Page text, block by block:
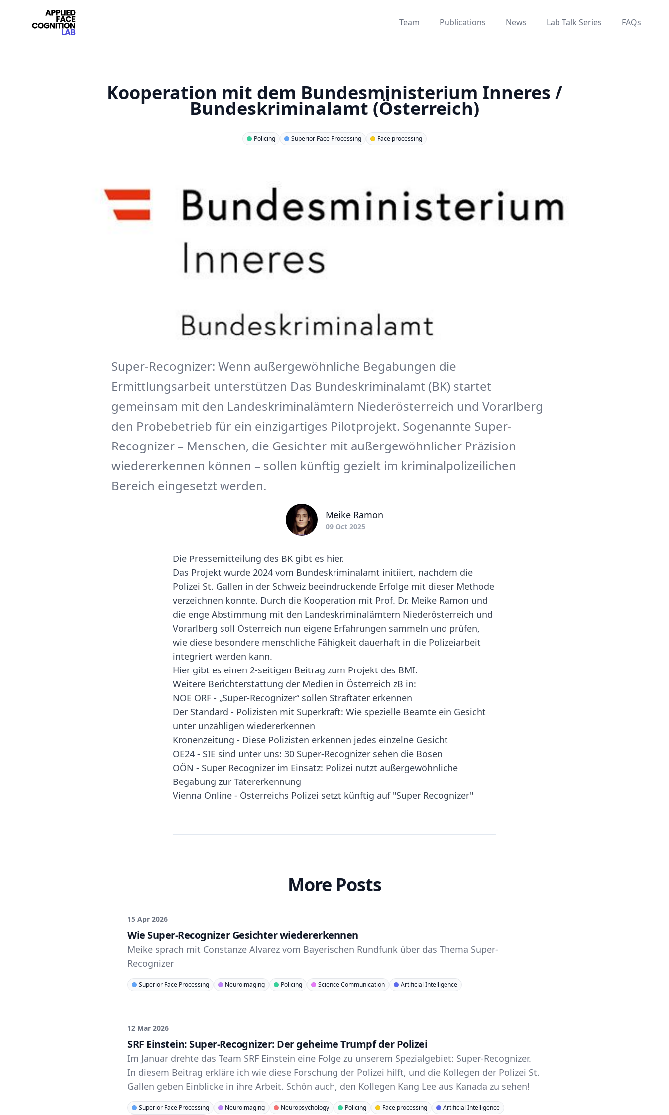
Team Publications News Lab Talk Series FAQs
Kooperation mit dem Bundesministerium Inneres /
Bundeskriminalamt (Österreich)
Policing Superior Face Processing Face processing
Super-Recognizer: Wenn außergewöhnliche Begabungen die
Ermittlungsarbeit unterstützen Das Bundeskriminalamt (BK) startet
gemeinsam mit den Landeskriminalämtern Niederösterreich und Vorarlberg
den Probebetrieb für ein einzigartiges Pilotprojekt. Sogenannte Super-
Recognizer – Menschen, die Gesichter mit außergewöhnlicher Präzision
wiedererkennen können – sollen künftig gezielt im kriminalpolizeilichen
Bereich eingesetzt werden.
Meike Ramon
09 Oct 2025
Die Pressemitteilung des BK gibt es hier.
Das Projekt wurde 2024 vom Bundeskriminalamt initiiert, nachdem die
Polizei St. Gallen in der Schweiz beeindruckende Erfolge mit dieser Methode
verzeichnen konnte. Durch die Kooperation mit Prof. Dr. Meike Ramon und
die enge Abstimmung mit den Landeskriminalämtern Niederösterreich und
Vorarlberg soll Österreich nun eigene Erfahrungen sammeln und prüfen,
wie diese besondere menschliche Fähigkeit dauerhaft in die Polizeiarbeit
integriert werden kann.
Hier gibt es einen 2-seitigen Beitrag zum Projekt des BMI.
Weitere Berichterstattung der Medien in Österreich zB in:
NOE ORF - „Super-Recognizer“ sollen Straftäter erkennen
Der Standard - Polizisten mit Superkraft: Wie spezielle Beamte ein Gesicht
unter unzähligen wiedererkennen
Kronenzeitung - Diese Polizisten erkennen jedes einzelne Gesicht
OE24 - SIE sind unter uns: 30 Super-Recognizer sehen die Bösen
OÖN - Super Recognizer im Einsatz: Polizei nutzt außergewöhnliche
Begabung zur Tätererkennung
Vienna Online - Österreichs Polizei setzt künftig auf "Super Recognizer"
More Posts
15 Apr 2026
Wie Super-Recognizer Gesichter wiedererkennen
Meike sprach mit Constanze Alvarez vom Bayerischen Rundfunk über das Thema Super-
Recognizer
Superior Face Processing Neuroimaging Policing Science Communication Artificial Intelligence
12 Mar 2026
SRF Einstein: Super-Recognizer: Der geheime Trumpf der Polizei
Im Januar drehte das Team SRF Einstein eine Folge zu unserem Spezialgebiet: Super-Recognizer.
In diesem Beitrag erkläre ich wie diese Forschung der Polizei hilft, und die Kollegen der Polizei St.
Gallen geben Einblicke in ihre Arbeit. Schön auch, den Kollegen Kang Lee aus Kanada zu sehen!
Superior Face Processing Neuroimaging Neuropsychology Policing Face processing Artificial Intelligence